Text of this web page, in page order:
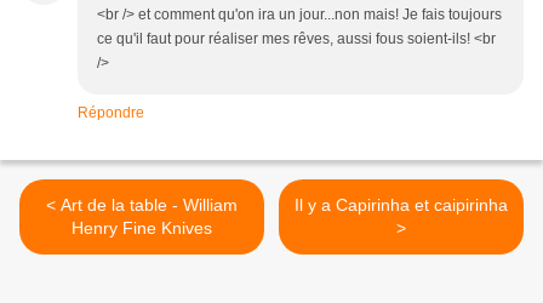
<br /> et comment qu'on ira un jour...non mais! Je fais toujours
ce qu'il faut pour réaliser mes rêves, aussi fous soient-ils! <br
/>
Répondre
< Art de la table - William
Henry Fine Knives
Il y a Capirinha et caipirinha
>